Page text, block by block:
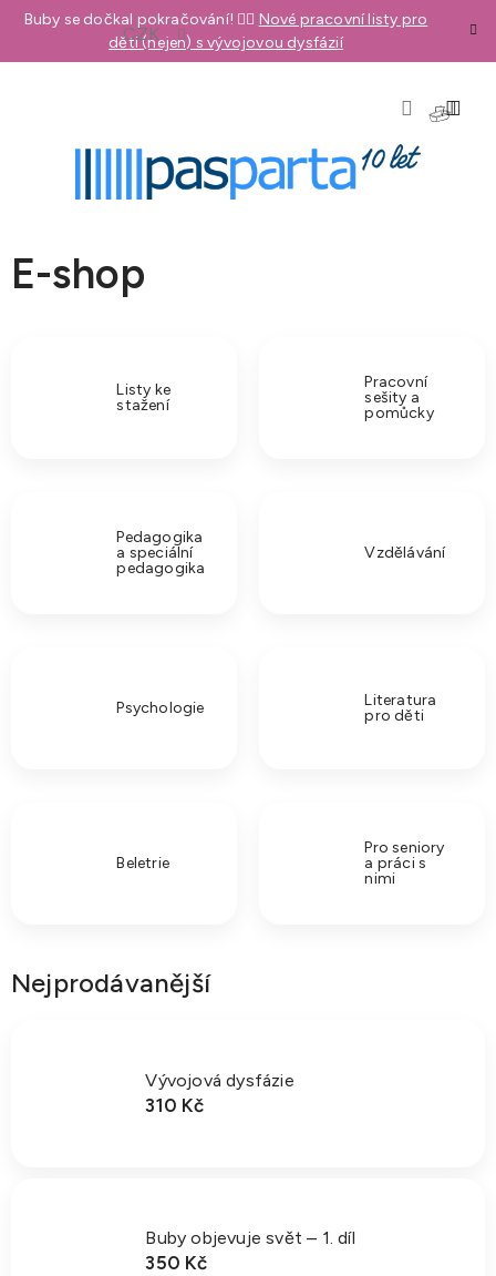
Přejít
obsah
Buby se dočkal pokračování! 👉🏼 Nové pracovní listy pro
děti (nejen) s vývojovou dysfázií
CZK
E-shop
Listy ke
stažení
Pracovní
sešity a
pomůcky
Pedagogika
a speciální
pedagogika
Vzdělávání
Psychologie
Literatura
pro děti
Beletrie
Pro seniory
a práci s
nimi
Nejprodávanější
Vývojová dysfázie
310 Kč
Buby objevuje svět – 1. díl
350 Kč